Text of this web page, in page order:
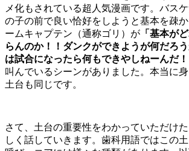
メ化もされている超人気漫画です。バス
の子の前で良い恰好をしようと基本を疎
ームキャプテン（通称ゴリ）が 「基本が
らんのか！！ダンクができようが何だろ
は試合になったら何もできやしねーんだ！
叫んでいるシーンがありました。本当に
土台も同じです。
さて、土台の重要性をわかっていただけ
しく話していきます。歯科用語ではこの